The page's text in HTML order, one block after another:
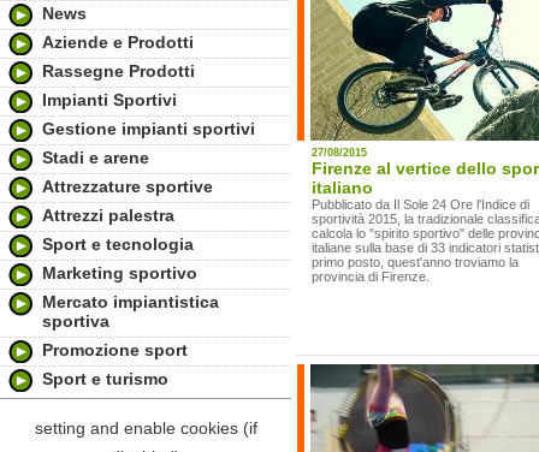
News
Aziende e Prodotti
Rassegne Prodotti
Impianti Sportivi
Gestione impianti sportivi
Stadi e arene
Attrezzature sportive
Attrezzi palestra
Sport e tecnologia
Marketing sportivo
Mercato impiantistica
sportiva
Promozione sport
Sport e turismo
27/08/2015
Firenze al vertice dello
italiano
Pubblicato da Il Sole 24 Ore l'Indice di
sportività 2015, la tradizionale
calcola lo "spirito sportivo" delle
italiane sulla base di 33 indicatori
primo posto, quest'anno troviamo la
provincia di Firenze.